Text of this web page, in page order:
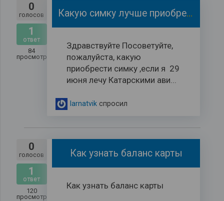
0
голосов
1
ответ
84
просмотров
Какую симку лучше приобрести
Здравствуйте Посоветуйте,
пожалуйста, какую
приобрести симку ,если я 29
июня лечу Катарскими ави...
larnatvikспросил
0
голосов
1
ответ
120
просмотров
Как узнать баланс карты
Как узнать баланс карты